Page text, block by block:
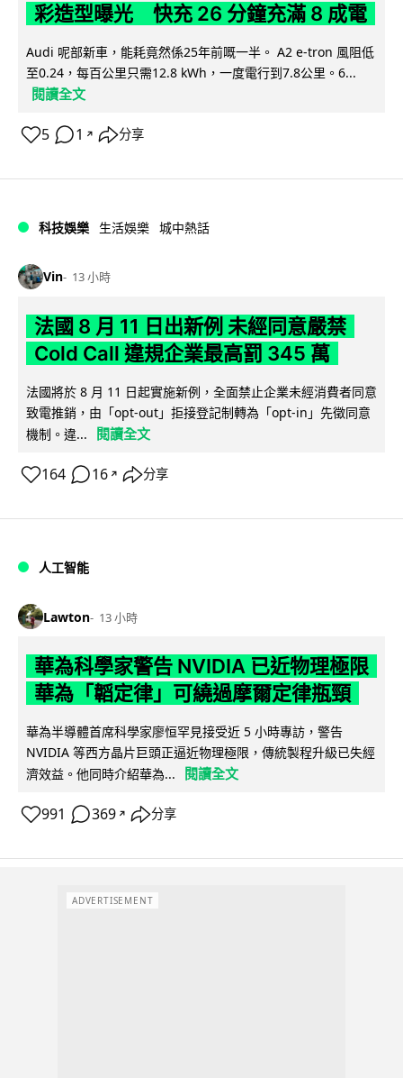
彩造型曝光 快充 26 分鐘充滿 8 成電
Audi 呢部新車，能耗竟然係25年前嘅一半。 A2 e-tron 風阻低
至0.24，每百公里只需12.8 kWh，一度電行到7.8公里。6...
閱讀全文
5 1 ↗ 分享
科技娛樂 生活娛樂 城中熱話
Vin 13 小時
法國 8 月 11 日出新例 未經同意嚴禁
Cold Call 違規企業最高罰 345 萬
法國將於 8 月 11 日起實施新例，全面禁止企業未經消費者同意
致電推銷，由「opt-out」拒接登記制轉為「opt-in」先徵同意
機制。違...
閱讀全文
164 16 ↗ 分享
人工智能
Lawton 13 小時
華為科學家警告 NVIDIA 已近物理極限
華為「韜定律」可繞過摩爾定律瓶頸
華為半導體首席科學家廖恒罕見接受近 5 小時專訪，警告
NVIDIA 等西方晶片巨頭正逼近物理極限，傳統製程升級已失經
濟效益。他同時介紹華為...
閱讀全文
991 369 ↗ 分享
ADVERTISEMENT